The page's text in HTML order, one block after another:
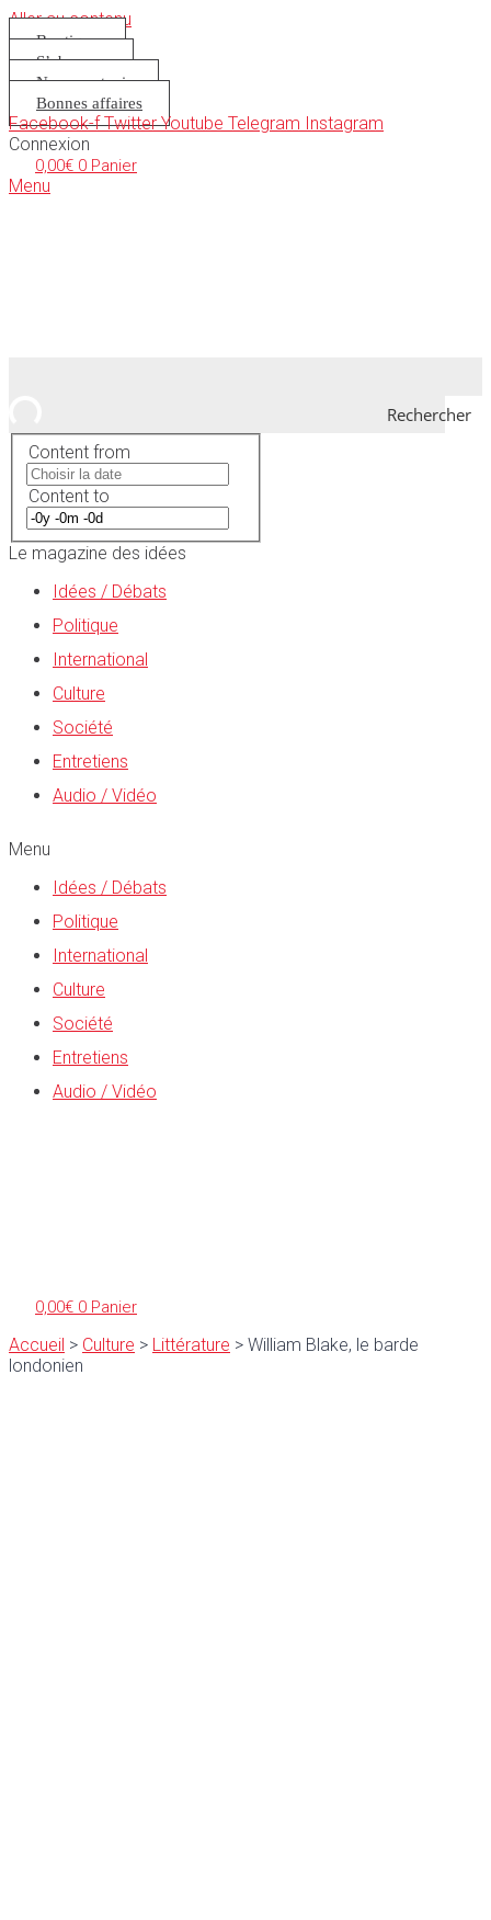
Aller au contenu
Boutique
S’abonner
Nous soutenir
Bonnes affaires
Facebook-f Twitter Youtube Telegram Instagram
Connexion
0,00€ 0 Panier
Menu
Rechercher
Content from
Content to
Le magazine des idées
Idées / Débats
Politique
International
Culture
Société
Entretiens
Audio / Vidéo
Menu
Idées / Débats
Politique
International
Culture
Société
Entretiens
Audio / Vidéo
0,00€ 0 Panier
Accueil > Culture > Littérature > William Blake, le barde
londonien